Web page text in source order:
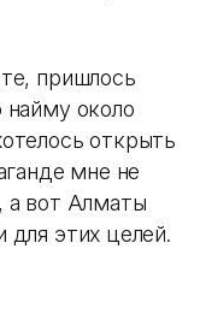
пришлось
найму около
открыть
мне не
а вот Алматы
для этих целей.